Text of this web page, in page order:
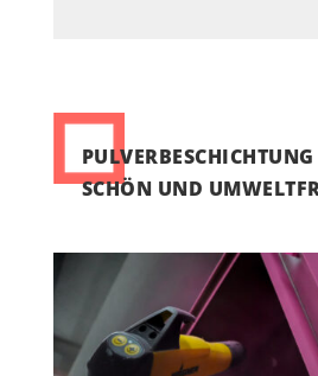
SCHÖN UND